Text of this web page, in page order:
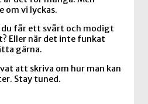
om vi lyckas.
du får ett svårt och modigt
Eller när det inte funkat
gärna.
att skriva om hur man kan
Stay tuned.